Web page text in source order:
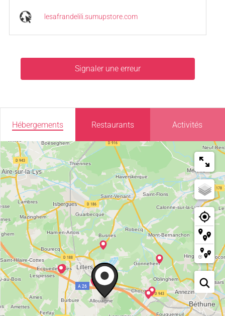
lesafrandelili.sumupstore.com
Signaler une erreur
Hébergements Restaurants Activités